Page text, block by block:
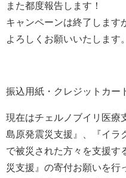
また都度報告します！
キャンペーンは終了します
よろしくお願いいたします。
振込用紙・クレジットカー
現在はチェルノブイリ医療
島原発震災支援』、『イラ
で被災された方々を支援す
災支援』の寄付お願いを行